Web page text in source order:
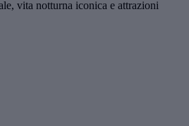
vita notturna iconica e attrazioni